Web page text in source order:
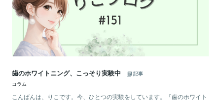
歯のホワイトニング、こっそり実験中
記事
コラム
こんばんは、りこです。今、ひとつの実験をしています。『歯のホワイト